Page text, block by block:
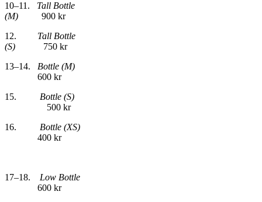
10–11. Tall Bottle
(M) 900 kr
12. Tall Bottle
(S) 750 kr
13–14. Bottle (M)
600 kr
15. Bottle (S)
500 kr
16. Bottle (XS)
400 kr
17–18. Low Bottle
600 kr